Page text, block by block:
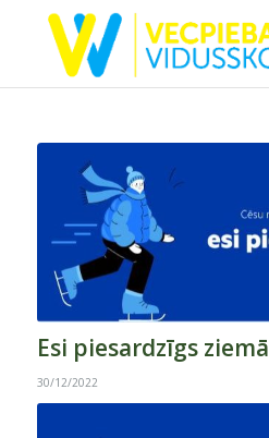
Esi piesardzīgs ziemā
30/12/2022